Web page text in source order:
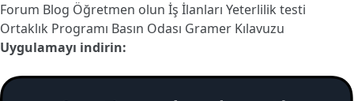
Forum Blog Öğretmen olun İş İlanları Yeterlilik testi
Ortaklık Programı Basın Odası Gramer Kılavuzu
Uygulamayı indirin: